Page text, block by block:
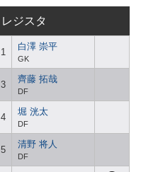
レジスタ
1
白澤 崇平
GK
3
齊藤 拓哉
DF
4
堀 洸太
DF
5
清野 将人
DF